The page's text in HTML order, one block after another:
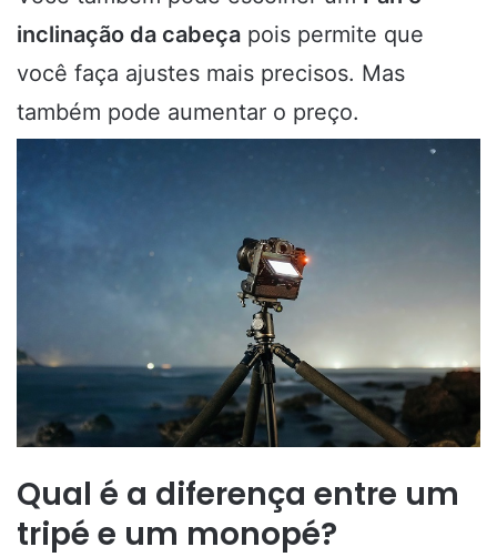
inclinação da cabeça pois permite que
você faça ajustes mais precisos. Mas
também pode aumentar o preço.
Qual é a diferença entre um
tripé e um monopé?